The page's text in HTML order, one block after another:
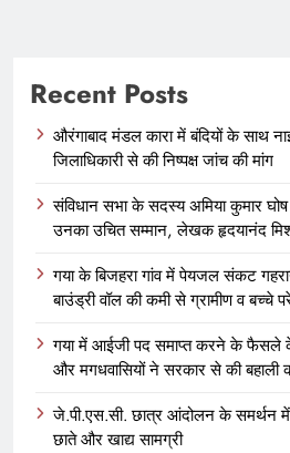
Recent Posts
औरंगाबाद मंडल कारा में बंदियों के साथ
जिलाधिकारी से की निष्पक्ष जांच की मांग
संविधान सभा के सदस्य अमिया कुमार घोष
उनका उचित सम्मान, लेखक हृदयानंद
गया के बिजहरा गांव में पेयजल संकट
बाउंड्री वॉल की कमी से ग्रामीण व बच्चे
गया में आईजी पद समाप्त करने के फैसले
और मगधवासियों ने सरकार से की बहाली
जे.पी.एस.सी. छात्र आंदोलन के समर्थन
छाते और खाद्य सामग्री